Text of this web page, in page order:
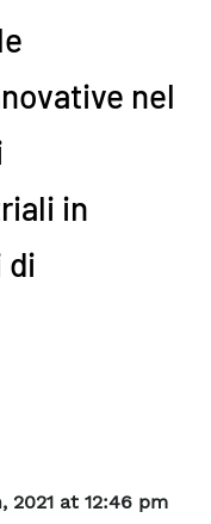
nel
in
di
2021 at 12:46 pm